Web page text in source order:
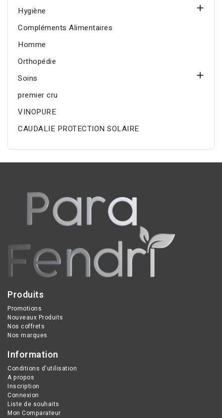
Hygiène

Compléments Alimentaires
Homme
Orthopédie
Soins

premier cru
VINOPURE
CAUDALIE PROTECTION SOLAIRE
Produits
Promotions
Nouveaux Produits
Nos coffrets
Nos marques
Information
Conditions d'utilisation
A propos
Inscription
Connexion
Liste de souhaits
Mon Comparateur